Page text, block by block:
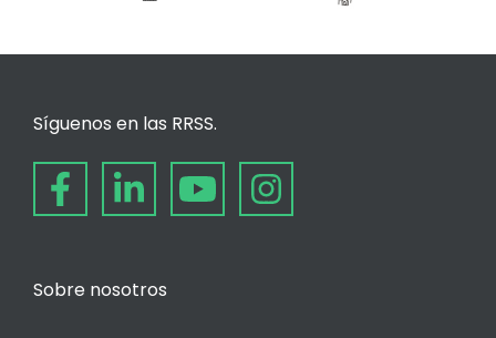
Síguenos en las RRSS.
Sobre nosotros